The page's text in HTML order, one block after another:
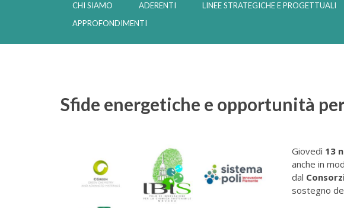
CHI SIAMO ADERENTI LINEE STRATEGICHE E PROGETTUALI
APPROFONDIMENTI
Sfide energetiche e opportunità
Giovedì 13
anche in
dal
sostegno